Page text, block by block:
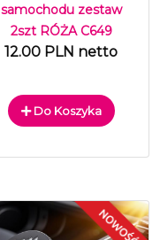
samochodu zestaw
2szt RÓŻA C649
12.00 PLN netto
Do Koszyka